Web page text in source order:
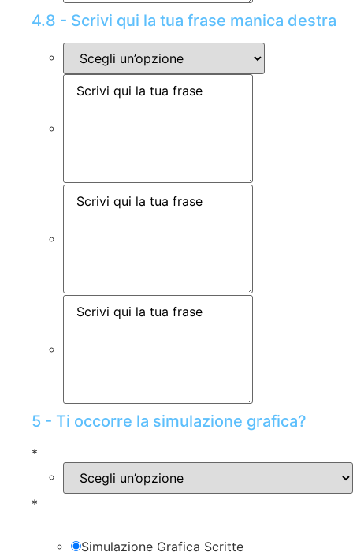
4.8 - Scrivi qui la tua frase manica destra
5 - Ti occorre la simulazione grafica?
*
*
Simulazione Grafica Scritte